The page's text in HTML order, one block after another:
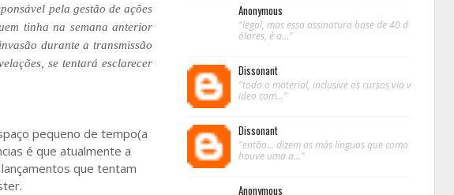
pela gestão de ações
tinha na semana anterior
durante a transmissão
se tentará esclarecer
pequeno de tempo(a
é que atualmente a
que tentam
Anonymous
"legal, mas essa assinatura base de 40 d
ólares, é a..."
Dissonant
"todo o material, inclusive os cursos via v
ideo com..."
Dissonant
"então... dizem as más línguas que como
houve uma a..."
Anonymous